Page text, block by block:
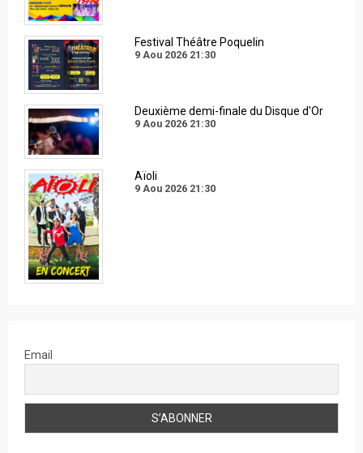
Festival Théâtre Poquelin
9 Aou 2026 21:30
Deuxième demi-finale du Disque d'Or
9 Aou 2026 21:30
Aïoli
9 Aou 2026 21:30
Email